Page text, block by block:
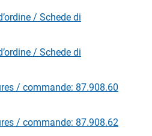
/ Schede di
/ Schede di
/ commande: 87.908.60
/ commande: 87.908.62